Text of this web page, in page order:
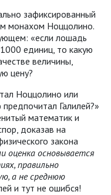
зафиксированный
монахом Ноццолино.
«если лошадь
единиц, то какую
величины,
цену?
Ноццолино или
Галилей?»
математик и
доказав на
закона
оценка основывается
правильно
а не среднюю
и тут не ошибся!